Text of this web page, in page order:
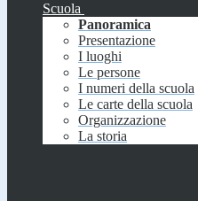
Scuola
Panoramica
Presentazione
I luoghi
Le persone
I numeri della scuola
Le carte della scuola
Organizzazione
La storia